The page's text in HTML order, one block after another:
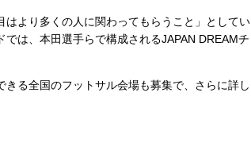
より多くの人に関わってもらうこと」としてい
は、本田選手らで構成されるJAPAN DREAMチ
る全国のフットサル会場も募集で、さらに詳し